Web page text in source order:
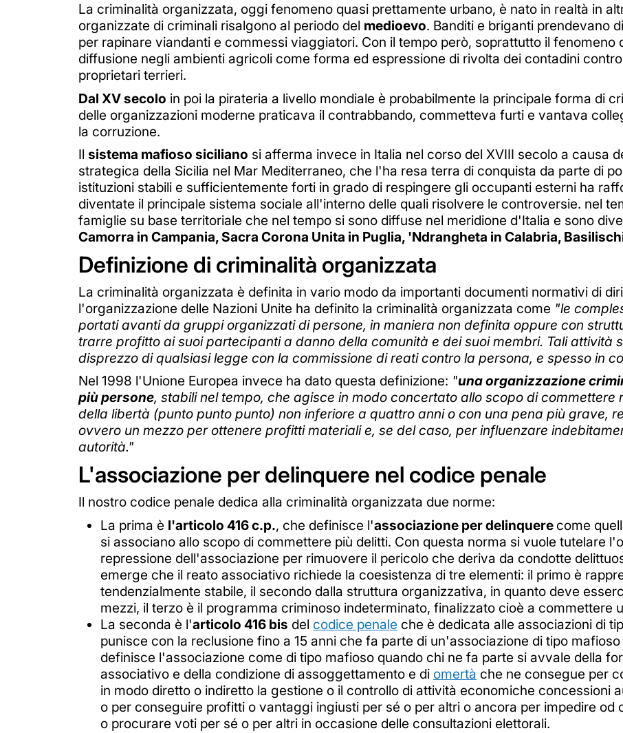
La criminalità organizzata, oggi fenomeno quasi prettamente urbano, è nato in realtà in
organizzate di criminali risalgono al periodo del medioevo. Banditi e briganti prendevano
per rapinare viandanti e commessi viaggiatori. Con il tempo però, soprattutto il
diffusione negli ambienti agricoli come forma ed espressione di rivolta dei contadini
proprietari terrieri.
Dal XV secolo in poi la pirateria a livello mondiale è probabilmente la principale forma di
delle organizzazioni moderne praticava il contrabbando, commetteva furti e vantava
la corruzione.
Il sistema mafioso siciliano si afferma invece in Italia nel corso del XVIII secolo a causa
strategica della Sicilia nel Mar Mediterraneo, che l'ha resa terra di conquista da parte di
istituzioni stabili e sufficientemente forti in grado di respingere gli occupanti esterni ha
diventate il principale sistema sociale all'interno delle quali risolvere le controversie. nel
famiglie su base territoriale che nel tempo si sono diffuse nel meridione d'Italia e sono
Camorra in Campania, Sacra Corona Unita in Puglia, 'Ndrangheta in Calabria,
Definizione di criminalità organizzata
La criminalità organizzata è definita in vario modo da importanti documenti normativi di
l'organizzazione delle Nazioni Unite ha definito la criminalità organizzata come "le
portati avanti da gruppi organizzati di persone, in maniera non definita oppure con
trarre profitto ai suoi partecipanti a danno della comunità e dei suoi membri. Tali attività
disprezzo di qualsiasi legge con la commissione di reati contro la persona, e spesso in
Nel 1998 l'Unione Europea invece ha dato questa definizione: "una organizzazione
più persone, stabili nel tempo, che agisce in modo concertato allo scopo di
della libertà (punto punto punto) non inferiore a quattro anni o con una pena più grave,
ovvero un mezzo per ottenere profitti materiali e, se del caso, per influenzare
autorità."
L'associazione per delinquere nel codice penale
Il nostro codice penale dedica alla criminalità organizzata due norme:
La prima è l'articolo 416 c.p., che definisce l'associazione per delinquere come
si associano allo scopo di commettere più delitti. Con questa norma si vuole tutelare
repressione dell'associazione per rimuovere il pericolo che deriva da condotte
emerge che il reato associativo richiede la coesistenza di tre elementi: il primo è
tendenzialmente stabile, il secondo dalla struttura organizzativa, in quanto deve
mezzi, il terzo è il programma criminoso indeterminato, finalizzato cioè a commettere
La seconda è l'articolo 416 bis del codice penale che è dedicata alle associazioni di
punisce con la reclusione fino a 15 anni che fa parte di un'associazione di tipo
definisce l'associazione come di tipo mafioso quando chi ne fa parte si avvale della
associativo e della condizione di assoggettamento e di omertà che ne consegue per
in modo diretto o indiretto la gestione o il controllo di attività economiche concessioni
o per conseguire profitti o vantaggi ingiusti per sé o per altri o ancora per impedire od
o procurare voti per sé o per altri in occasione delle consultazioni elettorali.